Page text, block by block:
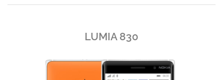
LUMIA 830